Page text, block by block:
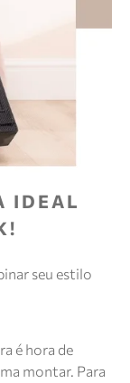
IDEAL
seu estilo
é hora de
montar. Para